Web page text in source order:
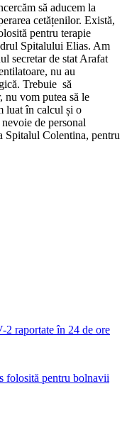
să aducem la
cetățenilor. Există,
pentru terapie
Spitalului Elias. Am
secretar de stat Arafat
nu au
Trebuie să
nu vom putea să le
luat în calcul și o
de personal
Spitalul Colentina, pentru
2 raportate în 24 de ore
folosită pentru bolnavii